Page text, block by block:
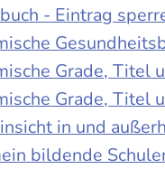
- Eintrag
Grade, Titel
Grade, Titel
in und
bildende